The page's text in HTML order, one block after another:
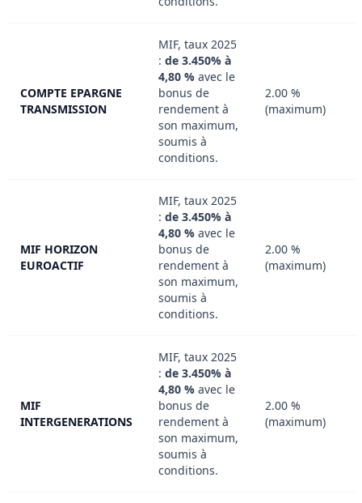
COMPTE EPARGNE
TRANSMISSION
MIF, taux 2025
: de 3.450% à
4,80 % avec le
bonus de
rendement à
son maximum,
soumis à
conditions.
2.00 %
(maximum)
MIF HORIZON
EUROACTIF
MIF, taux 2025
: de 3.450% à
4,80 % avec le
bonus de
rendement à
son maximum,
soumis à
conditions.
2.00 %
(maximum)
MIF
INTERGENERATIONS
MIF, taux 2025
: de 3.450% à
4,80 % avec le
bonus de
rendement à
son maximum,
soumis à
conditions.
2.00 %
(maximum)